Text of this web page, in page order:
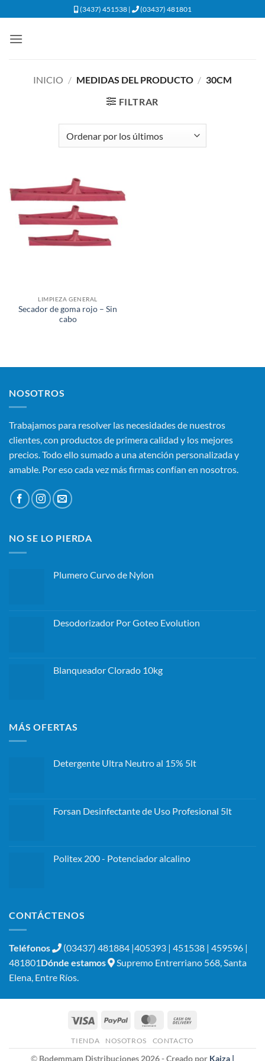
al
contenido
(3437) 451538 | (03437) 481801
INICIO / MEDIDAS DEL PRODUCTO / 30CM
FILTRAR
LIMPIEZA GENERAL
Secador de goma rojo – Sin
cabo
NOSOTROS
Trabajamos para resolver las necesidades de nuestros
clientes, con productos de primera calidad y los mejores
precios. Todo ello sumado a una atención personalizada y
amable. Por eso cada vez más firmas confían en nosotros.
NO SE LO PIERDA
Plumero Curvo de Nylon
Desodorizador Por Goteo Evolution
Blanqueador Clorado 10kg
MÁS OFERTAS
Detergente Ultra Neutro al 15% 5lt
Forsan Desinfectante de Uso Profesional 5lt
Politex 200 - Potenciador alcalino
CONTÁCTENOS
Teléfonos
(03437) 481884 |405393 | 451538 | 459596 |
481801Dónde estamos
Supremo Entrerriano 568, Santa
Elena, Entre Ríos.
Visa PayPal MasterCard
Delivery
TIENDA NOSOTROS CONTACTO
© Bodemmam Distribuciones 2026 - Creado por Kaiza |